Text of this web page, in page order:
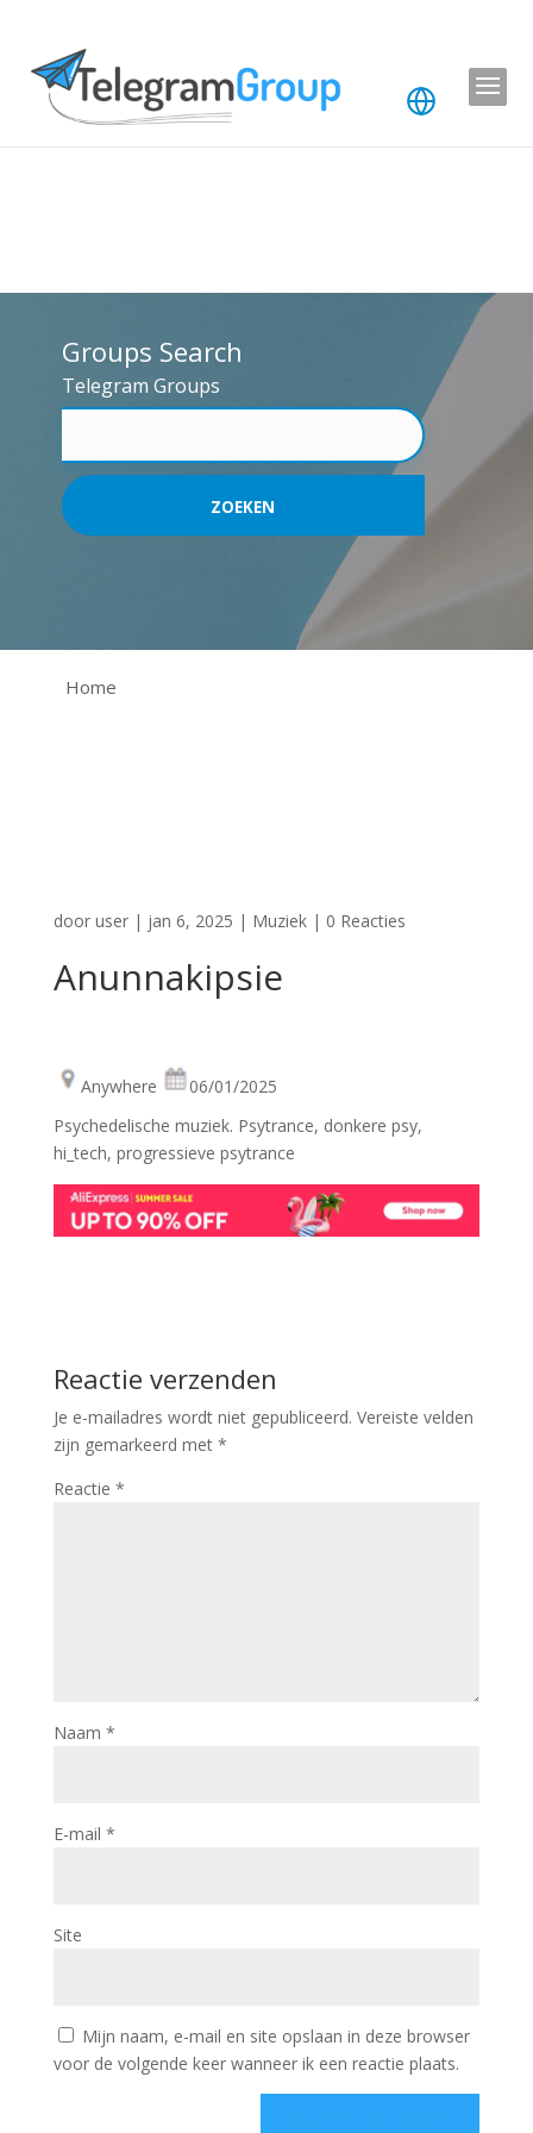
Groups Search
Telegram Groups
Home
door user| jan 6, 2025 | Muziek| 0 Reacties
Anunnakipsie
Anywhere
06/01/2025
Psychedelische muziek. Psytrance, donkere psy,
hi_tech, progressieve psytrance
Reactie verzenden
Je e-mailadres wordt niet gepubliceerd. Vereiste velden
zijn gemarkeerd met *
Reactie *
Naam *
E-mail *
Site
Mijn naam, e-mail en site opslaan in deze browser
voor de volgende keer wanneer ik een reactie plaats.